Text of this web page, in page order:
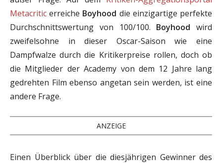
Metacritic erreiche Boyhood die einzigartige perfekte
Durchschnittswertung von 100/100. Boyhood wird
zweifelsohne in dieser Oscar-Saison wie eine
Dampfwalze durch die Kritikerpreise rollen, doch ob
die Mitglieder der Academy von dem 12 Jahre lang
gedrehten Film ebenso angetan sein werden, ist eine
andere Frage.
ANZEIGE
Einen Überblick über die diesjährigen Gewinner des